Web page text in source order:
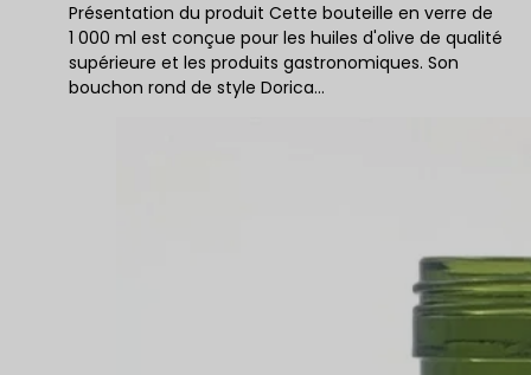
Présentation du produit Cette bouteille en verre de
1 000 ml est conçue pour les huiles d'olive de qualité
supérieure et les produits gastronomiques. Son
bouchon rond de style Dorica…